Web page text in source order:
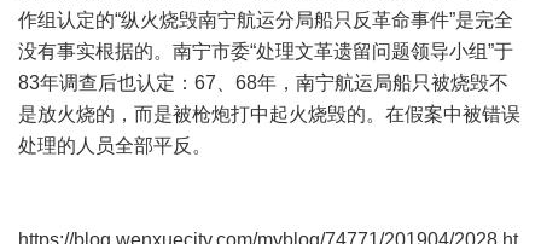
作组认定的“纵火烧毁南宁航运分局船只反革命事件”是完全
没有事实根据的。南宁市委“处理文革遗留问题领导小组”于
83年调查后也认定：67、68年，南宁航运局船只被烧毁不
是放火烧的，而是被枪炮打中起火烧毁的。在假案中被错误
处理的人员全部平反。
https://blog.wenxuecity.com/myblog/74771/201904/2028.ht